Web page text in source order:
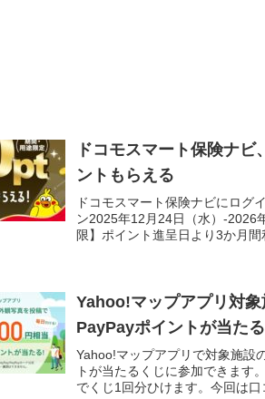
ドコモスマート保険ナ
ントもらえる
ドコモスマート保険ナビにログ
ン2025年12月24日（水）-2026
限】ポイント進呈日より3か月間
Yahoo!マップアプリ対
PayPayポイントが当たる
Yahoo!マップアプリで対象施設
トが当たるくじに参加できます
でくじ1回分ひけます。今回は